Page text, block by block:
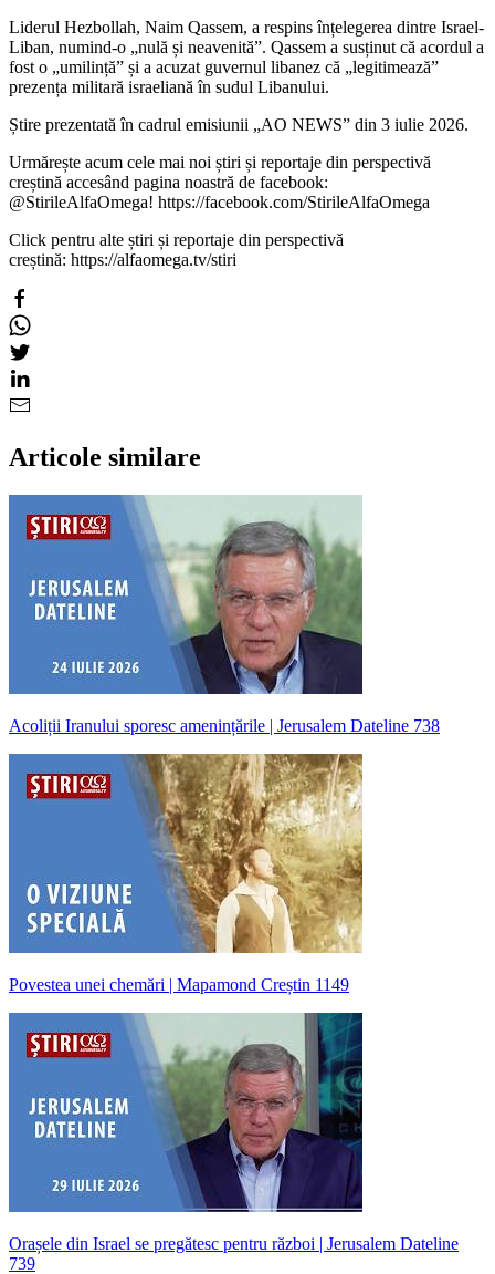
Liderul Hezbollah, Naim Qassem, a respins înțelegerea dintre Israel-
Liban, numind-o „nulă și neavenită”. Qassem a susținut că acordul a
fost o „umilință” și a acuzat guvernul libanez că „legitimează”
prezența militară israeliană în sudul Libanului.
Știre prezentată în cadrul emisiunii „AO NEWS” din 3 iulie 2026.
Urmărește acum cele mai noi știri și reportaje din perspectivă
creștină accesând pagina noastră de facebook:
@StirileAlfaOmega! https://facebook.com/StirileAlfaOmega
Click pentru alte știri și reportaje din perspectivă
creștină: https://alfaomega.tv/stiri
Articole similare
Acoliții Iranului sporesc amenințările | Jerusalem Dateline 738
Povestea unei chemări | Mapamond Creștin 1149
Orașele din Israel se pregătesc pentru război | Jerusalem Dateline
739